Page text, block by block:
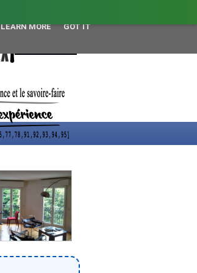
LEARN MORE GOT IT